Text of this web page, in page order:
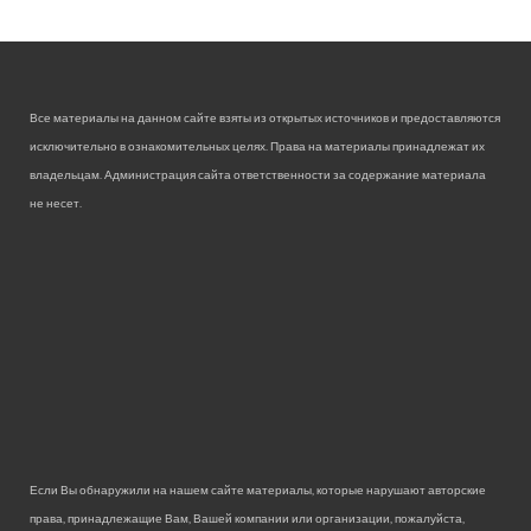
Все материалы на данном сайте взяты из открытых источников и предоставляются
исключительно в ознакомительных целях. Права на материалы принадлежат их
владельцам. Администрация сайта ответственности за содержание материала
не несет.
Если Вы обнаружили на нашем сайте материалы, которые нарушают авторские
права, принадлежащие Вам, Вашей компании или организации, пожалуйста,